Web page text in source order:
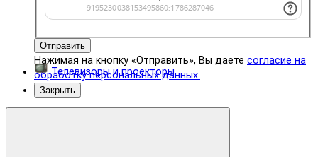
Отправить
Нажимая на кнопку «Отправить», Вы даете согласие на
обработку персональных данных.
Закрыть
Телевизоры и проекторы